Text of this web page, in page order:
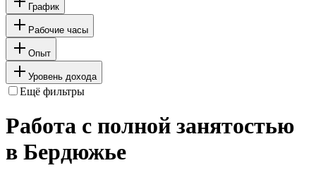
График
Рабочие часы
Опыт
Уровень дохода
Ещё фильтры
Работа с полной занятостью
в Бердюжье